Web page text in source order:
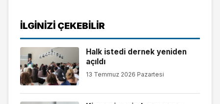
İLGINIZI ÇEKEBILIR
Halk istedi dernek yeniden
açıldı
13 Temmuz 2026 Pazartesi